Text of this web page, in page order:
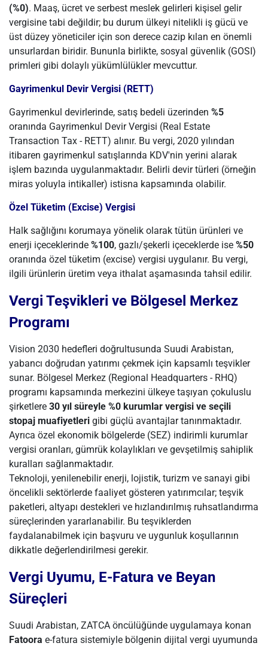
(%0). Maaş, ücret ve serbest meslek gelirleri kişisel gelir
vergisine tabi değildir; bu durum ülkeyi nitelikli iş gücü ve
üst düzey yöneticiler için son derece cazip kılan en önemli
unsurlardan biridir. Bununla birlikte, sosyal güvenlik (GOSI)
primleri gibi dolaylı yükümlülükler mevcuttur.
Gayrimenkul Devir Vergisi (RETT)
Gayrimenkul devirlerinde, satış bedeli üzerinden %5
oranında Gayrimenkul Devir Vergisi (Real Estate
Transaction Tax - RETT) alınır. Bu vergi, 2020 yılından
itibaren gayrimenkul satışlarında KDV'nin yerini alarak
işlem bazında uygulanmaktadır. Belirli devir türleri (örneğin
miras yoluyla intikaller) istisna kapsamında olabilir.
Özel Tüketim (Excise) Vergisi
Halk sağlığını korumaya yönelik olarak tütün ürünleri ve
enerji içeceklerinde %100, gazlı/şekerli içeceklerde ise %50
oranında özel tüketim (excise) vergisi uygulanır. Bu vergi,
ilgili ürünlerin üretim veya ithalat aşamasında tahsil edilir.
Vergi Teşvikleri ve Bölgesel Merkez
Programı
Vision 2030 hedefleri doğrultusunda Suudi Arabistan,
yabancı doğrudan yatırımı çekmek için kapsamlı teşvikler
sunar. Bölgesel Merkez (Regional Headquarters - RHQ)
programı kapsamında merkezini ülkeye taşıyan çokuluslu
şirketlere 30 yıl süreyle %0 kurumlar vergisi ve seçili
stopaj muafiyetleri gibi güçlü avantajlar tanınmaktadır.
Ayrıca özel ekonomik bölgelerde (SEZ) indirimli kurumlar
vergisi oranları, gümrük kolaylıkları ve gevşetilmiş sahiplik
kuralları sağlanmaktadır.
Teknoloji, yenilenebilir enerji, lojistik, turizm ve sanayi gibi
öncelikli sektörlerde faaliyet gösteren yatırımcılar; teşvik
paketleri, altyapı destekleri ve hızlandırılmış ruhsatlandırma
süreçlerinden yararlanabilir. Bu teşviklerden
faydalanabilmek için başvuru ve uygunluk koşullarının
dikkatle değerlendirilmesi gerekir.
Vergi Uyumu, E-Fatura ve Beyan
Süreçleri
Suudi Arabistan, ZATCA öncülüğünde uygulamaya konan
Fatoora e-fatura sistemiyle bölgenin dijital vergi uyumunda